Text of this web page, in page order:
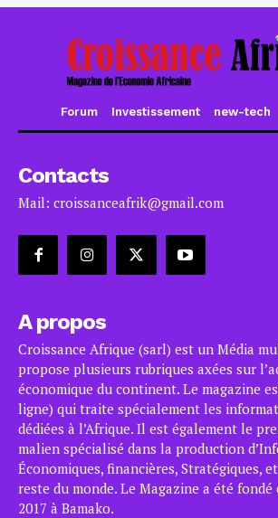
Forum Investissement new-tech
Contacts
Mail: croissanceafrik@gmail.com
A propos
Croissance Afrique (sarl) est un Média
propose plusieurs rubriques axées sur
économique du continent. Le magazine
ligne) qui traite spécialement les
dédiées à l’Afrique. Il est également le
malien spécialisé dans la production
Économiques, financières, Stratégiques,
reste du monde. Le Magazine a été fondé
2017 à Bamako.